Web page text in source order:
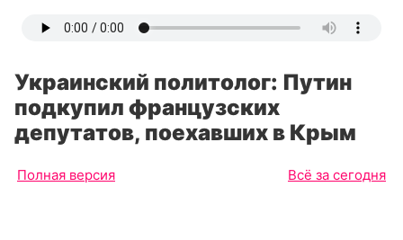
Украинский политолог: Путин
подкупил французских
депутатов, поехавших в Крым
Полная версия Всё за сегодня